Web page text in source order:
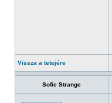
Vissza a tetejére
Sofie Strange